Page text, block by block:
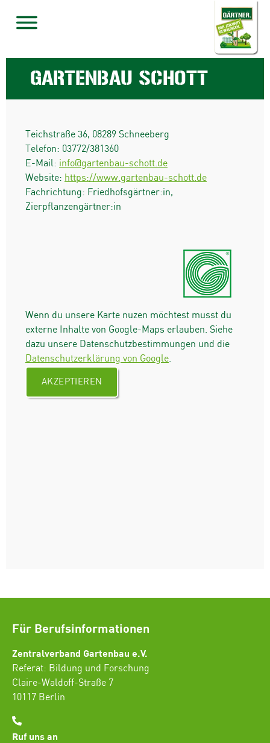
GARTENBAU SCHOTT
Teichstraße 36, 08289 Schneeberg
Telefon: 03772/381360
E-Mail: info@gartenbau-schott.de
Website: https://www.gartenbau-schott.de
Fachrichtung: Friedhofsgärtner:in,
Zierpflanzengärtner:in
Wenn du unsere Karte nuzen möchtest musst du
externe Inhalte von Google-Maps erlauben. Siehe
dazu unsere Datenschutzbestimmungen und die
Datenschutzerklärung von Google.
AKZEPTIEREN
Für Berufsinformationen
Zentralverband Gartenbau e.V.
Referat: Bildung und Forschung
Claire-Waldoff-Straße 7
10117 Berlin
Ruf uns an